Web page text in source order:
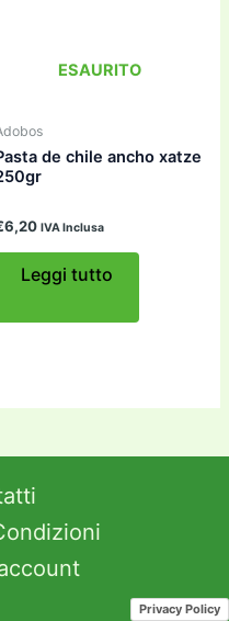
ESAURITO
de chile ancho xatze
6,20 IVA Inclusa
Leggi tutto
Privacy Policy